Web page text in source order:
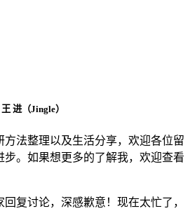
王 进（Jingle）
法整理以及生活分享，欢迎各位留
。如果想更多的了解我，欢迎查看
复讨论，深感歉意！现在太忙了，